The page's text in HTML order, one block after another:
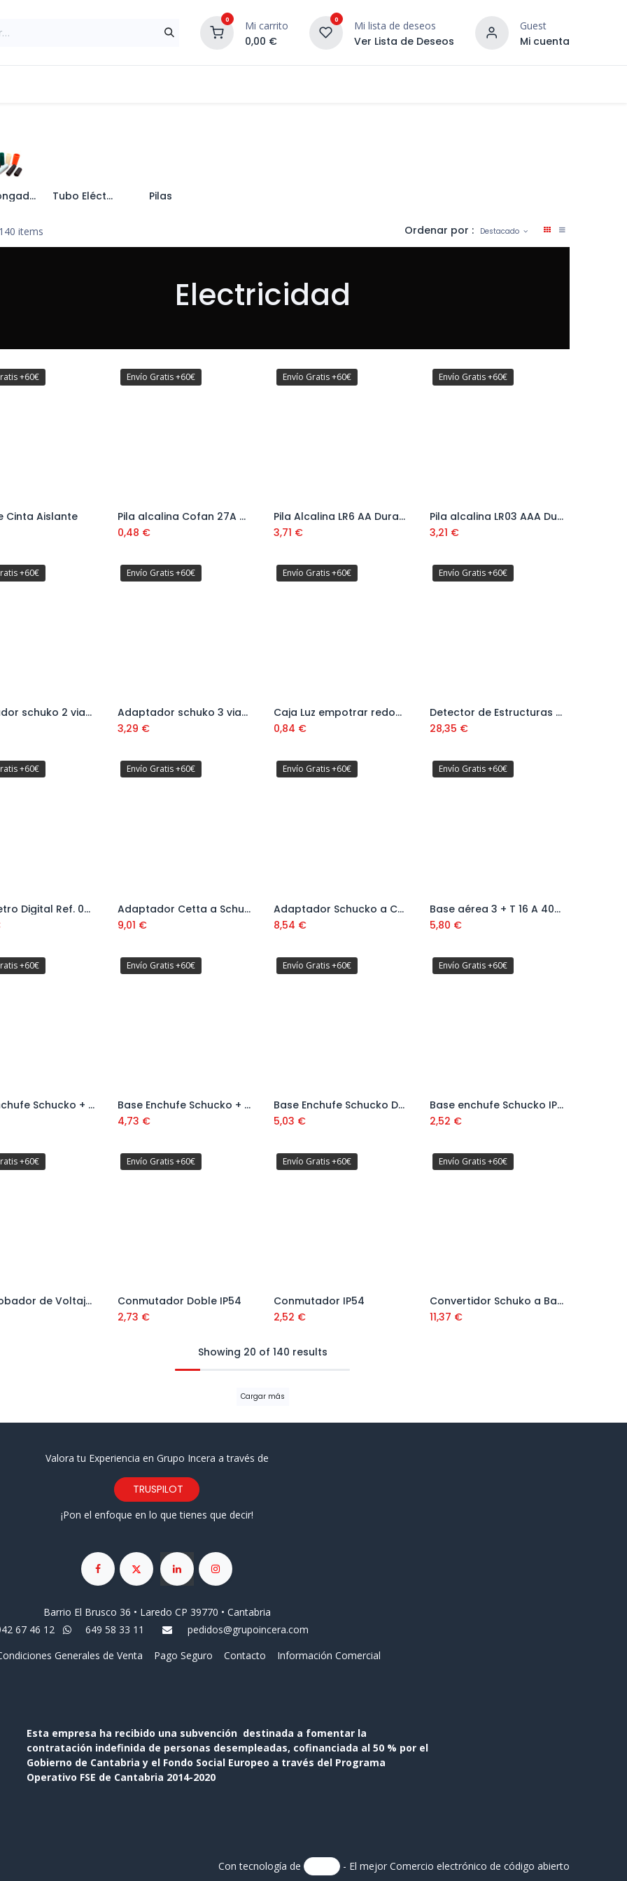
0 Mi carrito
0,00 €
0 Mi lista de deseos
Ver Lista de Deseos
Guest
Mi cuenta
¡DESCUBRE NUESTRO
Prolongadores y Enrollacables Tubo Eléctrico Pilas
items Ordenar por : Destacado
Electricidad
+60€
Añadir al carrito
Cinta Aislante
Envío Gratis +60€
Añadir al carrito
Pila alcalina Cofan 27A Ref. 50002008
0,48 €
Envío Gratis +60€
Añadir al carrito
Pila Alcalina LR6 AA Duracell (4 ud) Ref. 009000112
3,71 €
Envío Gratis +60€
Añadir al carrito
Pila alcalina LR03 AAA Duracell (4 ud) Ref. 009000111
3,21 €
+60€
Añadir al carrito
Adaptador schuko 2 vias(16A-250V) Ref: 51001031
Envío Gratis +60€
Añadir al carrito
Adaptador schuko 3 vias (16A-250V) Ref: 51001032
3,29 €
Envío Gratis +60€
Añadir al carrito
Caja Luz empotrar redonda 46x48
0,84 €
Envío Gratis +60€
Añadir al carrito
Detector de Estructuras Ref. FMHTO-77407
28,35 €
+60€
Añadir al carrito
Multímetro Digital Ref. 001401280
Envío Gratis +60€
Añadir al carrito
Adaptador Cetta a Schuko con tapa 16A 250V Ref:11505
9,01 €
Envío Gratis +60€
Añadir al carrito
Adaptador Schucko a Cetta 16A 230V Ref:11501
8,54 €
Envío Gratis +60€
Añadir al carrito
Base aérea 3 + T 16 A 400 V Ref:11354
5,80 €
+60€
Añadir al carrito
Base Enchufe Schucko + Conmutador Doble IP54 Ref: 5407
Envío Gratis +60€
Añadir al carrito
Base Enchufe Schucko + Interruptor IP54 Ref: 5406
4,73 €
Envío Gratis +60€
Añadir al carrito
Base Enchufe Schucko Doble IP54 Ref: 5405
5,03 €
Envío Gratis +60€
Añadir al carrito
Base enchufe Schucko IP54 Ref: 5404
2,52 €
+60€
Añadir al carrito
Comprobador de Voltaje (Tester) Ref. 001400120
Envío Gratis +60€
Añadir al carrito
Conmutador Doble IP54
2,73 €
Envío Gratis +60€
Añadir al carrito
Conmutador IP54
2,52 €
Envío Gratis +60€
Convertidor Schuko a Base Cetac 16A 1 Metro
11,37 €
Showing 20 of 140 results
Cargar más
Valora tu Experiencia en Grupo Incera a través de
TRUSPILOT
¡Pon el enfoque en lo que tienes que decir!
Barrio El Brusco 36 • Laredo CP 39770 • Cantabria
67 46 12
649 58 33 11
pedidos@grupoincera.com
Generales de Venta Pago Seguro Contacto Información Comercial
Esta empresa ha recibido una subvención destinada a fomentar la
contratación indefinida de personas desempleadas, cofinanciada al 50 % por el
Gobierno de Cantabria y el Fondo Social Europeo a través del Programa
Operativo FSE de Cantabria 2014-2020
Con tecnología de - El mejor Comercio electrónico de código abierto